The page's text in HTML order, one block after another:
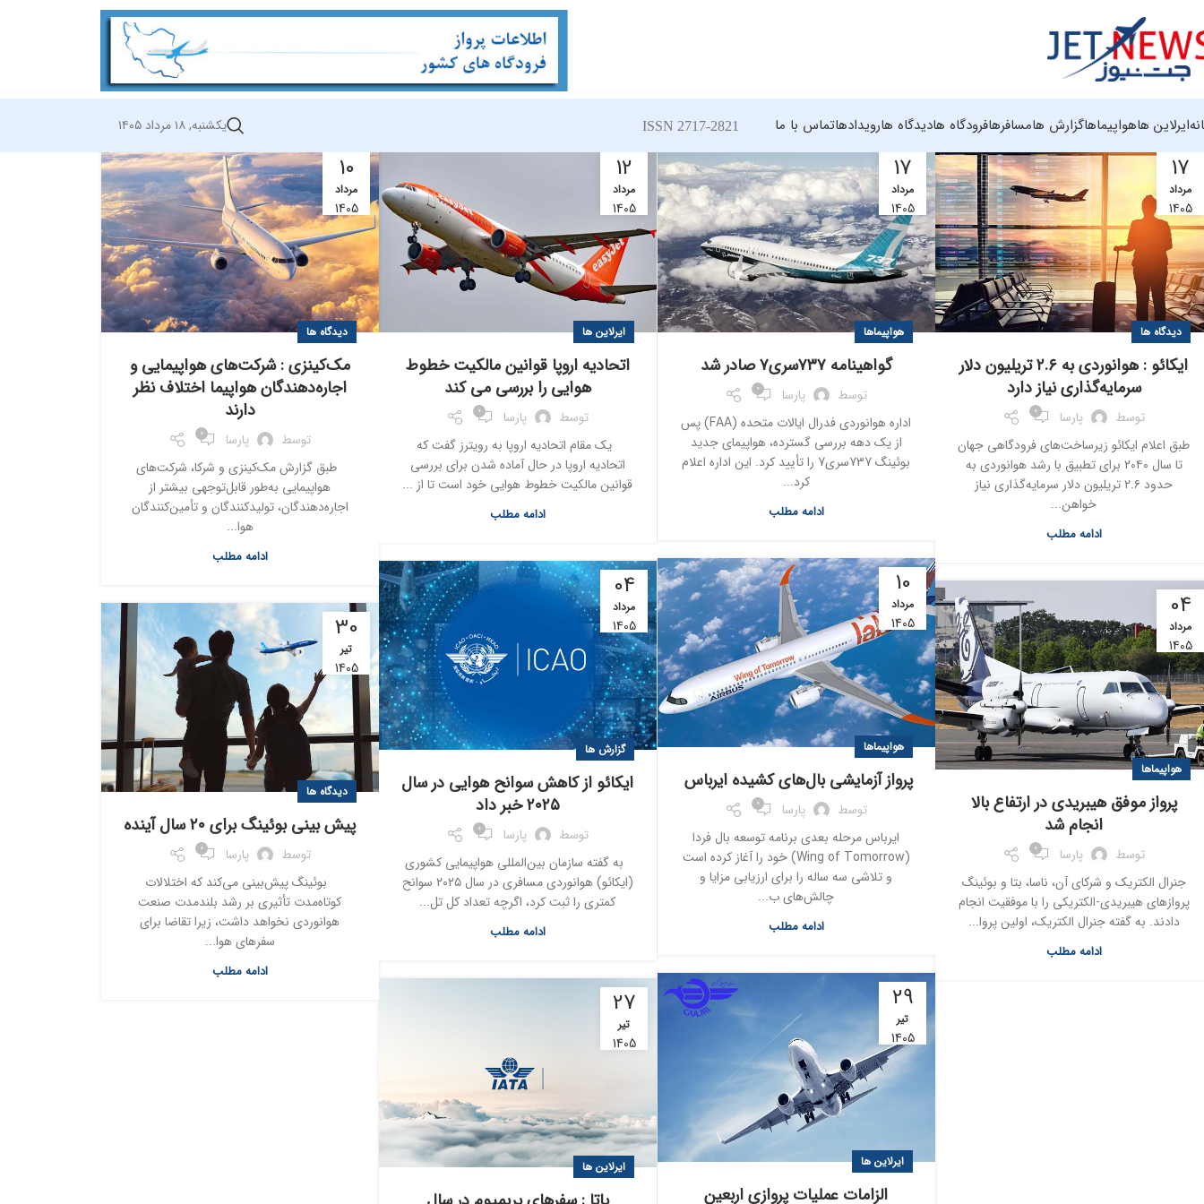
ایرلاین هاهواپیماهاگزارش هامسافرهافرودگاه هادیدگاه هارویدادهاتماس با ما ISSN 2717-2821 یکشنبه, ۱۸ مرداد ۱۴۰۵
17
مرداد
1405
دیدگاه ها
ایکائو : هوانوردی به ۲.۶ تریلیون دلار
سرمایه‌گذاری نیاز دارد
توسط پارسا 0
طبق اعلام ایکائو زیرساخت‌های فرودگاهی جهان
تا سال ۲۰۴۰ برای تطبیق با رشد هوانوردی به
حدود ۲.۶ تریلیون دلار سرمایه‌گذاری نیاز
خواهن...
ادامه مطلب
17
مرداد
1405
هواپیماها
گواهینامه ۷۳۷سری۷ صادر شد
توسط پارسا 0
اداره هوانوردی فدرال ایالات متحده (FAA) پس
از یک دهه بررسی گسترده، هواپیمای جدید
بوئینگ 737سری7 را تأیید کرد. این اداره اعلام
کرد...
ادامه مطلب
12
مرداد
1405
ایرلاین ها
اتحادیه اروپا قوانین مالکیت خطوط
هوایی را بررسی می کند
توسط پارسا 0
یک مقام اتحادیه اروپا به رویترز گفت که
اتحادیه اروپا در حال آماده شدن برای بررسی
قوانین مالکیت خطوط هوایی خود است تا از ...
ادامه مطلب
10
مرداد
1405
دیدگاه ها
مک‌کینزی : شرکت‌های هواپیمایی و
اجاره‌دهندگان هواپیما اختلاف نظر
دارند
توسط پارسا 0
طبق گزارش مک‌کینزی و شرکا، شرکت‌های
هواپیمایی به‌طور قابل‌توجهی بیشتر از
اجاره‌دهندگان، تولیدکنندگان و تأمین‌کنندگان
هوا...
ادامه مطلب
10
مرداد
1405
هواپیماها
پرواز آزمایشی بال‌های کشیده ایرباس
توسط پارسا 0
ایرباس مرحله بعدی برنامه توسعه بال فردا
(Wing of Tomorrow) خود را آغاز کرده است
و تلاشی سه ساله را برای ارزیابی مزایا و
چالش‌های ب...
ادامه مطلب
04
مرداد
1405
گزارش ها
ایکائو از کاهش سوانح هوایی در سال
۲۰۲۵ خبر داد
توسط پارسا 0
به گفته سازمان بین‌المللی هواپیمایی کشوری
(ایکائو) هوانوردی مسافری در سال ۲۰۲۵ سوانح
کمتری را ثبت کرد، اگرچه تعداد کل تل...
ادامه مطلب
04
مرداد
1405
هواپیماها
پرواز موفق هیبریدی در ارتفاع بالا
انجام شد
توسط پارسا 0
جنرال الکتریک و شرکای آن، ناسا، بتا و بوئینگ
پروازهای هیبریدی-الکتریکی را با موفقیت انجام
دادند. به گفته جنرال الکتریک، اولین پروا...
ادامه مطلب
30
تیر
1405
دیدگاه ها
پیش بینی بوئینگ برای ۲۰ سال آینده
توسط پارسا 0
بوئینگ پیش‌بینی می‌کند که اختلالات
کوتاه‌مدت تأثیری بر رشد بلندمدت صنعت
هوانوردی نخواهد داشت، زیرا تقاضا برای
سفرهای هوا...
ادامه مطلب
29
تیر
1405
ایرلاین ها
الزامات عملیات پروازی اربعین
27
تیر
1405
ایرلاین ها